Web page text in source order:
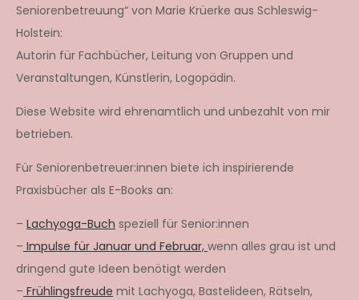
Seniorenbetreuung“ von Marie Krüerke aus Schleswig-
Holstein:
Autorin für Fachbücher, Leitung von Gruppen und
Veranstaltungen, Künstlerin, Logopädin.
Diese Website wird ehrenamtlich und unbezahlt von mir
betrieben.
Für Seniorenbetreuer:innen biete ich inspirierende
Praxisbücher als E-Books an:
– Lachyoga-Buch speziell für Senior:innen
– Impulse für Januar und Februar, wenn alles grau ist und
dringend gute Ideen benötigt werden
– Frühlingsfreude mit Lachyoga, Bastelideen, Rätseln,